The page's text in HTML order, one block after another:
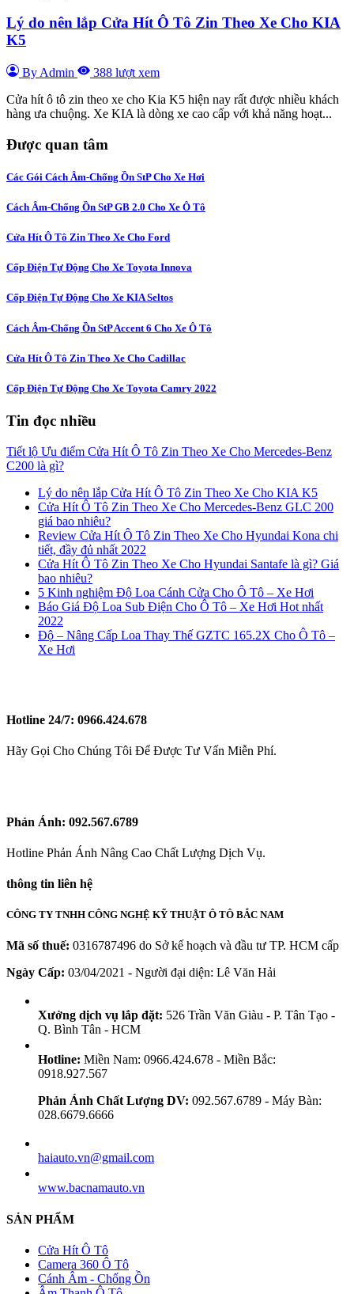
Lý do nên lắp Cửa Hít Ô Tô Zin Theo Xe Cho KIA
K5
By Admin
388 lượt xem
Cửa hít ô tô zin theo xe cho Kia K5 hiện nay rất được nhiều khách
hàng ưa chuộng. Xe KIA là dòng xe cao cấp với khả năng hoạt...
Được quan tâm
Các Gói Cách Âm-Chống Ồn StP Cho Xe Hơi
Cách Âm-Chống Ồn StP GB 2.0 Cho Xe Ô Tô
Cửa Hít Ô Tô Zin Theo Xe Cho Ford
Cốp Điện Tự Động Cho Xe Toyota Innova
Cốp Điện Tự Động Cho Xe KIA Seltos
Cách Âm-Chống Ồn StP Accent 6 Cho Xe Ô Tô
Cửa Hít Ô Tô Zin Theo Xe Cho Cadillac
Cốp Điện Tự Động Cho Xe Toyota Camry 2022
Tin đọc nhiều
Tiết lộ Ưu điểm Cửa Hít Ô Tô Zin Theo Xe Cho Mercedes-Benz
C200 là gì?
Lý do nên lắp Cửa Hít Ô Tô Zin Theo Xe Cho KIA K5
Cửa Hít Ô Tô Zin Theo Xe Cho Mercedes-Benz GLC 200
giá bao nhiêu?
Review Cửa Hít Ô Tô Zin Theo Xe Cho Hyundai Kona chi
tiết, đầy đủ nhất 2022
Cửa Hít Ô Tô Zin Theo Xe Cho Hyundai Santafe là gì? Giá
bao nhiêu?
5 Kinh nghiệm Độ Loa Cánh Cửa Cho Ô Tô – Xe Hơi
Báo Giá Độ Loa Sub Điện Cho Ô Tô – Xe Hơi Hot nhất
2022
Độ – Nâng Cấp Loa Thay Thế GZTC 165.2X Cho Ô Tô –
Xe Hơi
Hotline 24/7: 0966.424.678
Hãy Gọi Cho Chúng Tôi Để Được Tư Vấn Miễn Phí.
Phản Ánh: 092.567.6789
Hotline Phản Ánh Nâng Cao Chất Lượng Dịch Vụ.
thông tin liên hệ
CÔNG TY TNHH CÔNG NGHỆ KỸ THUẬT Ô TÔ BẮC NAM
Mã số thuế: 0316787496 do Sở kế hoạch và đầu tư TP. HCM cấp
Ngày Cấp: 03/04/2021 - Người đại diện: Lê Văn Hải
Xưởng dịch vụ lắp đặt: 526 Trần Văn Giàu - P. Tân Tạo -
Q. Bình Tân - HCM
Hotline: Miền Nam: 0966.424.678 - Miền Bắc:
0918.927.567
Phản Ánh Chất Lượng DV: 092.567.6789 - Máy Bàn:
028.6679.6666
haiauto.vn@gmail.com
www.bacnamauto.vn
SẢN PHẨM
Cửa Hít Ô Tô
Camera 360 Ô Tô
Cánh Âm - Chống Ồn